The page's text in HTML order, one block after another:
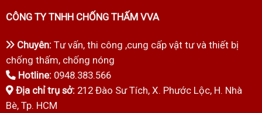
CÔNG TY TNHH CHỐNG THẤM VVA
Chuyên:Tư vấn, thi công ,cung cấp vật tư và thiết bị
chống thấm, chống nóng
Hotline:0948.383.566
Địa chỉ trụ sở:212 Đào Sư Tích, X. Phước Lộc, H. Nhà
Bè, Tp. HCM